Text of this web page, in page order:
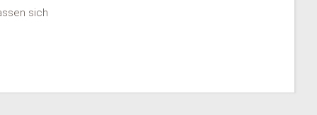
sich